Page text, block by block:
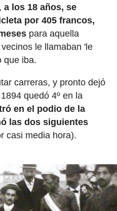
a los 18 años, se
por 405 francos,
para aquella
le llamaban 'le
que iba.
carreras, y pronto dejó
quedó 4º en la
en el podio de la
las dos siguientes
casi media hora).